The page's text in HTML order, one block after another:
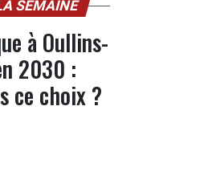
SEMAINE
à Oullins-
2030 :
ce choix ?